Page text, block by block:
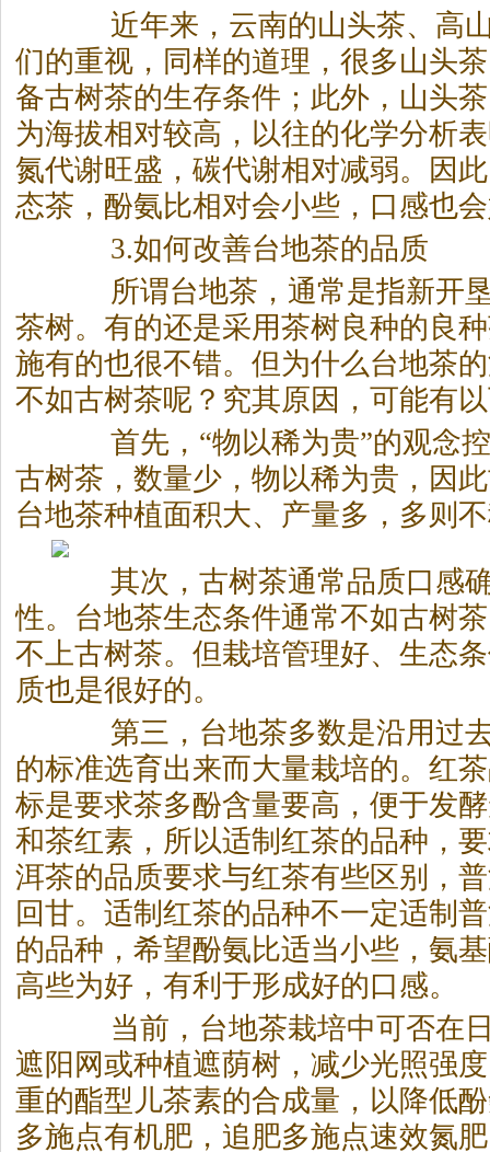
近年来，云南的山头茶、高山
们的重视，同样的道理，很多山头
备古树茶的生存条件；此外，山头
为海拔相对较高，以往的化学分析
氮代谢旺盛，碳代谢相对减弱。因
态茶，酚氨比相对会小些，口感也
3.如何改善台地茶的品质
所谓台地茶，通常是指新开垦
茶树。有的还是采用茶树良种的良
施有的也很不错。但为什么台地茶
不如古树茶呢？究其原因，可能有
首先，“物以稀为贵”的观念控
古树茶，数量少，物以稀为贵，因
台地茶种植面积大、产量多，多则
其次，古树茶通常品质口感
性。台地茶生态条件通常不如古树
不上古树茶。但栽培管理好、生态
质也是很好的。
第三，台地茶多数是沿用过去
的标准选育出来而大量栽培的。红
标是要求茶多酚含量要高，便于发
和茶红素，所以适制红茶的品种，
洱茶的品质要求与红茶有些区别，
回甘。适制红茶的品种不一定适制
的品种，希望酚氨比适当小些，氨
高些为好，有利于形成好的口感。
当前，台地茶栽培中可否在日
遮阳网或种植遮荫树，减少光照强
重的酯型儿茶素的合成量，以降低
多施点有机肥，追肥多施点速效氮